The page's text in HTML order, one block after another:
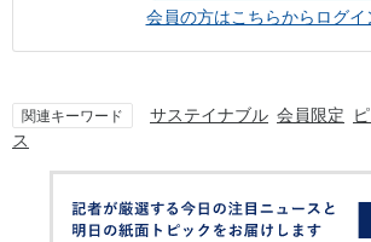
会員の方はこちらからログイ
関連キーワード サステイナブル 会員限定
ス